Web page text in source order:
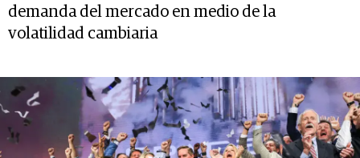
demanda del mercado en medio de la
volatilidad cambiaria